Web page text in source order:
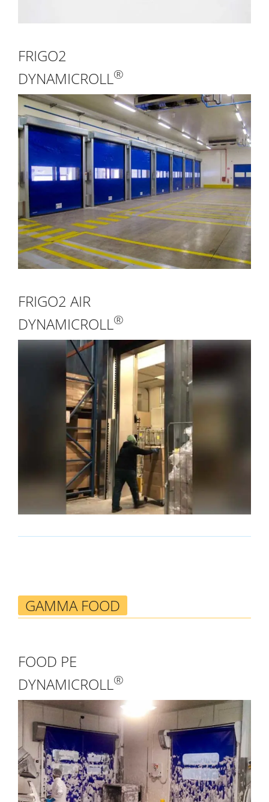
FRIGO2
DYNAMICROLL®
FRIGO2 AIR
DYNAMICROLL®
GAMMA FOOD
FOOD PE
DYNAMICROLL®